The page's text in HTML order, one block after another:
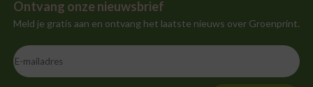
Ontvang onze nieuwsbrief
Meld je gratis aan en ontvang het laatste nieuws over Groenprint.